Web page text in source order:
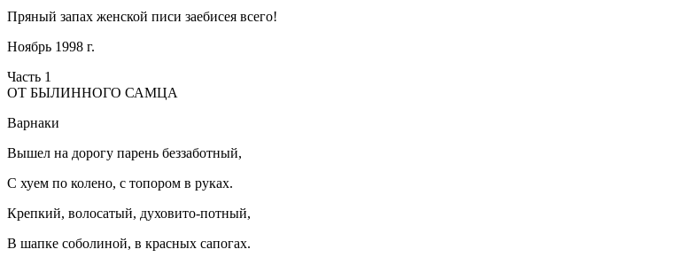
Пряный запах женской писи заебисея всего!
Ноябрь 1998 г.
Часть 1
ОТ БЫЛИННОГО САМЦА
Варнаки
Вышел на дорогу парень беззаботный,
С хуем по колено, с топором в руках.
Крепкий, волосатый, духовито-потный,
В шапке соболиной, в красных сапогах.